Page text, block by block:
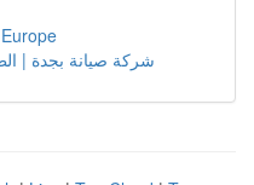
شركة صيانة بجدة |